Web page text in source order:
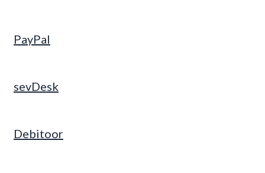
PayPal
sevDesk
Debitoor